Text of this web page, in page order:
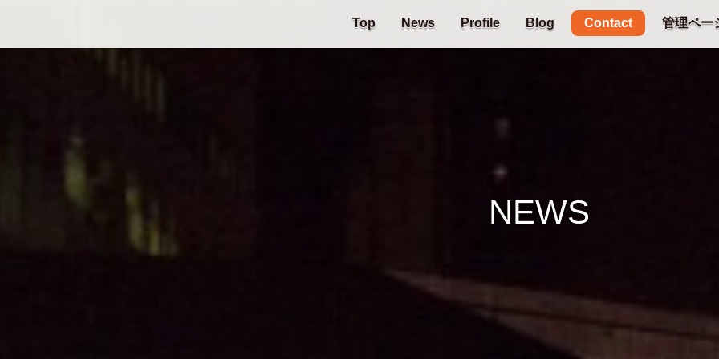
Top News Profile Blog Contact 管理ペー
NEWS